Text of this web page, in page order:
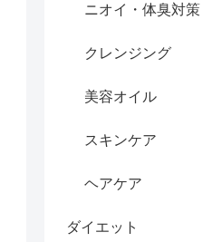
ニオイ・体臭対策
クレンジング
美容オイル
スキンケア
ヘアケア
ダイエット